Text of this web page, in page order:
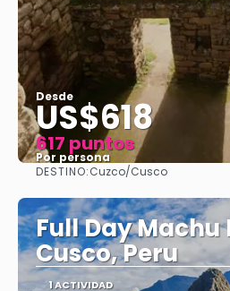
Desde
US$618
617 puntos
Por persona
DESTINO:Cuzco/Cusco
Full Day Machu
Cusco, Peru
1 ACTIVIDAD